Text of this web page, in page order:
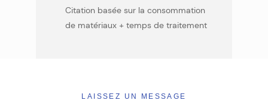
Citation basée sur la consommation
de matériaux + temps de traitement
LAISSEZ UN MESSAGE